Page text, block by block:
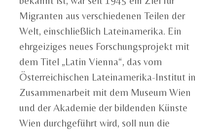
Migranten aus verschiedenen Teilen der
Welt, einschließlich Lateinamerika. Ein
ehrgeiziges neues Forschungsprojekt mit
dem Titel „Latin Vienna“, das vom
Österreichischen Lateinamerika-Institut in
Zusammenarbeit mit dem Museum Wien
und der Akademie der bildenden Künste
Wien durchgeführt wird, soll nun die